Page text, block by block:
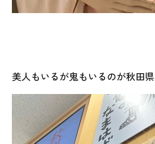
美人もいるが鬼もいるのが秋田県